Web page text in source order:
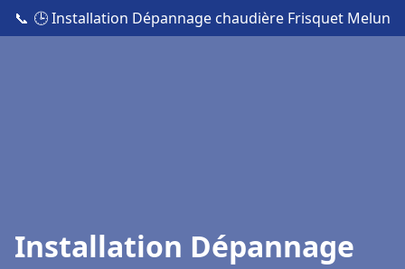
📞 🕒 Installation Dépannage chaudière Frisquet Melun
Installation Dépannage